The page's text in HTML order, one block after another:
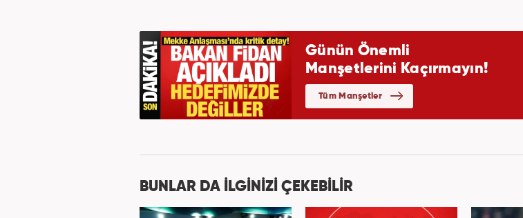
BUNLAR DA İLGİNİZİ ÇEKEBİLİR